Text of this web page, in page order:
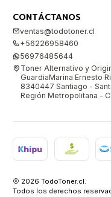
CONTÁCTANOS
ventas@todotoner.cl
+56226958460
56976485644
Toner Alternativo y
GuardiaMarina Ernesto
8340447 Santiago -
Región Metropolitana -
2026 TodoToner.cl.
Todos los derechos